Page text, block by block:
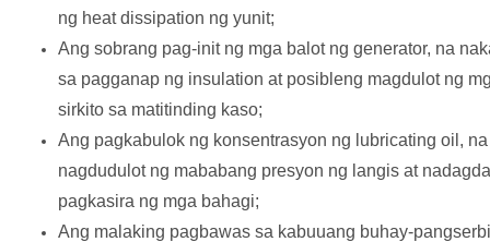
ng heat dissipation ng yunit;
Ang sobrang pag-init ng mga balot ng generator, na
sa pagganap ng insulation at posibleng magdulot ng
sirkito sa matitinding kaso;
Ang pagkabulok ng konsentrasyon ng lubricating oil, na
nagdudulot ng mababang presyon ng langis at
pagkasira ng mga bahagi;
Ang malaking pagbawas sa kabuuang buhay-